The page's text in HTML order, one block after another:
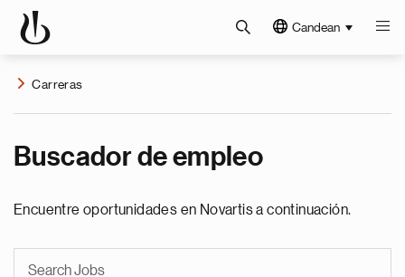
Candean
Carreras
Buscador de empleo
Encuentre oportunidades en Novartis a continuación.